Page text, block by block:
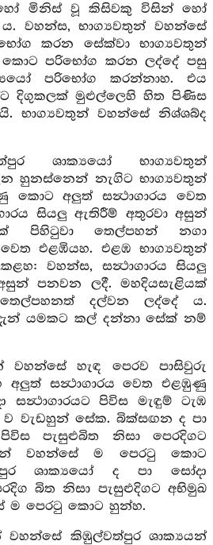
මිනිස් වූ කිසිවකු විසින් හෝ
වහන්ස, භාග්‍යවතුන් වහන්සේ
කරන සේක්වා භාග්‍යවතුන්
පරිභෝග කරන ලද්දේ පසු
පරිභෝග කරන්නාහ. එය
දිගුකලක් මුළුල්ලෙහි හිත පිණිස
භාග්‍යවතුන් වහන්සේ නිශ්ශබ්ද
ශාක්‍යයෝ භාග්‍යවතුන්
හුනස්නෙන් නැගිට භාග්‍යවතුන්
කොට අලුත් සන්‍ථාගාරය වෙත
සියලු ඇතිරීම් අතුරවා අසුන්
පිහිටුවා තෙල්පහන් නගා
එළඹියහ. එළඹ භාග්‍යවතුන්
වහන්ස, සන්‍ථාගාරය සියලු
පනවන ලදී. මහදියසැළියක්
දල්වන ලද්දේ ය.
යමකට කල් දන්නා සේක් නම්
වහන්සේ හැඳ පෙරව පාසිවුරු
සන්‍ථාගාරය වෙත එළඹුණු
සන්‍ථාගාරයට පිවිස මැඳුම් ටැඹ
ව වැඩහුන් සේක. බික්සඟන ද පා
පිවිස පැසුළුබිත නිසා පෙරදිගට
වහන්සේ ම පෙරටු කොට
ශාක්‍යයෝ ද පා සෝදා
බිත නිසා පැසුළුදිගට අභිමුඛ
ම පෙරටු කොට හුන්හ.
වහන්සේ කිඹුල්වත්පුර ශාක්‍යයන්